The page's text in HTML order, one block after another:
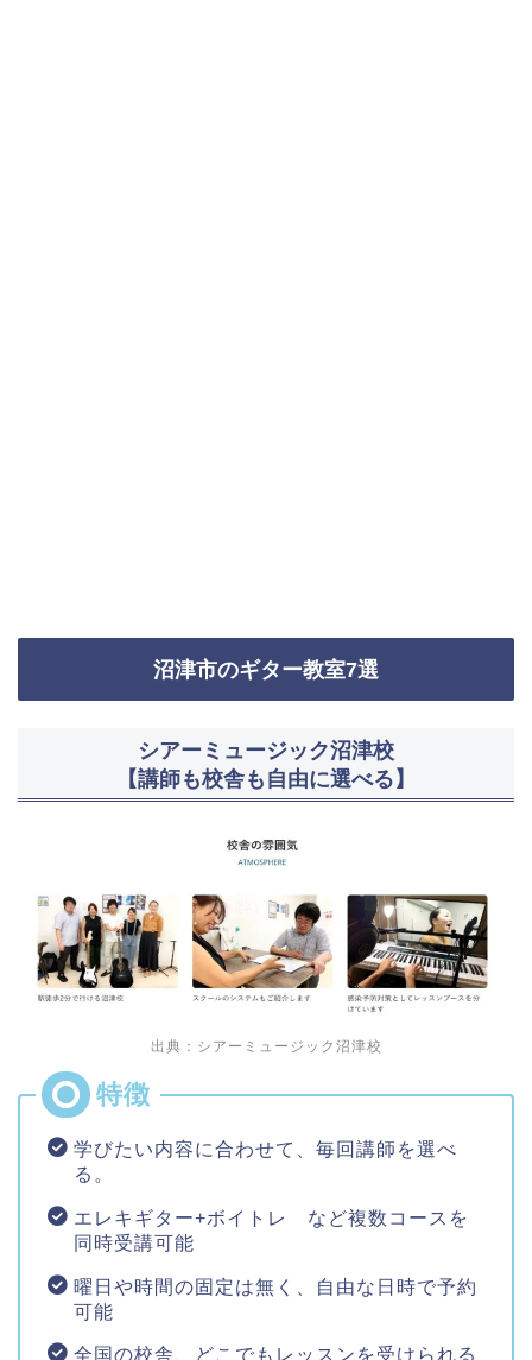
沼津市のギター教室7選
シアーミュージック沼津校
【講師も校舎も自由に選べる】
出典：シアーミュージック沼津校
学びたい内容に合わせて、毎回講師を選べ
る。
エレキギター+ボイトレ など複数コースを
同時受講可能
曜日や時間の固定は無く、自由な日時で予約
可能
全国の校舎、どこでもレッスンを受けられる